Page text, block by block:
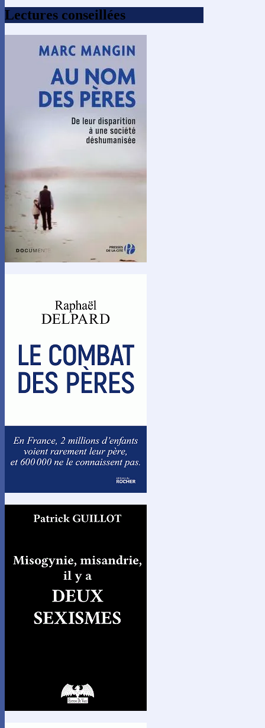
Lectures conseillées